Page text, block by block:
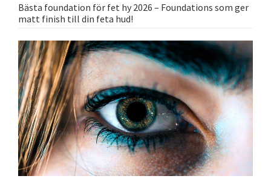
Bästa foundation för fet hy 2026 – Foundations som ger
matt finish till din feta hud!